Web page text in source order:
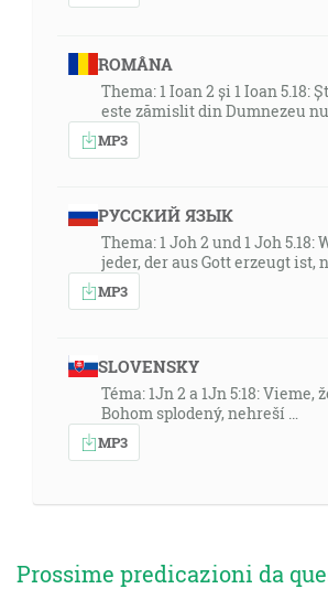
ROMÂNA
Thema: 1 Ioan 2 și 1 Ioan 5.18:
este zămislit din Dumnezeu
MP3
РУССКИЙ ЯЗЫК
Thema: 1 Joh 2 und 1 Joh 5.18:
jeder, der aus Gott erzeugt ist,
MP3
SLOVENSKY
Téma: 1Jn 2 a 1Jn 5:18: Vieme,
Bohom splodený, nehreší …
MP3
Prossime predicazioni da